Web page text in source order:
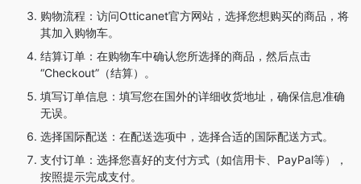
购物流程：访问Otticanet官方网站，选择您想购买的商品，将
其加入购物车。
结算订单：在购物车中确认您所选择的商品，然后点击
“Checkout”（结算）。
填写订单信息：填写您在国外的详细收货地址，确保信息准确
无误。
选择国际配送：在配送选项中，选择合适的国际配送方式。
支付订单：选择您喜好的支付方式（如信用卡、PayPal等），
按照提示完成支付。